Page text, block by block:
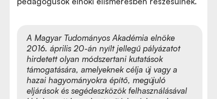
A Magyar Tudományos Akadémia elnöke
2016. április 20-án nyílt jellegű pályázatot
hirdetett olyan módszertani kutatások
támogatására, amelyeknek célja új vagy a
hazai hagyományokra építő, megújuló
eljárások és segédeszközök felhasználásával